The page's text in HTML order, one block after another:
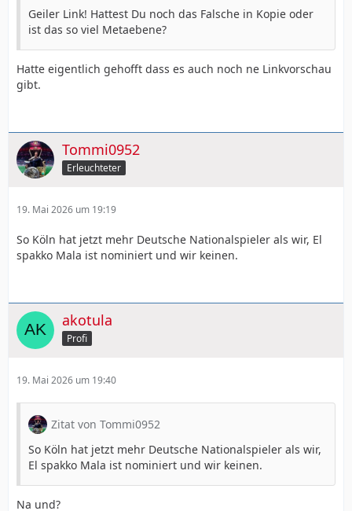
Geiler Link! Hattest Du noch das Falsche in Kopie oder
ist das so viel Metaebene?
Hatte eigentlich gehofft dass es auch noch ne Linkvorschau
gibt.
Tommi0952
Erleuchteter
19. Mai 2026 um 19:19
So Köln hat jetzt mehr Deutsche Nationalspieler als wir, El
spakko Mala ist nominiert und wir keinen.
akotula
Profi
19. Mai 2026 um 19:40
Zitat von Tommi0952
So Köln hat jetzt mehr Deutsche Nationalspieler als wir,
El spakko Mala ist nominiert und wir keinen.
Na und?